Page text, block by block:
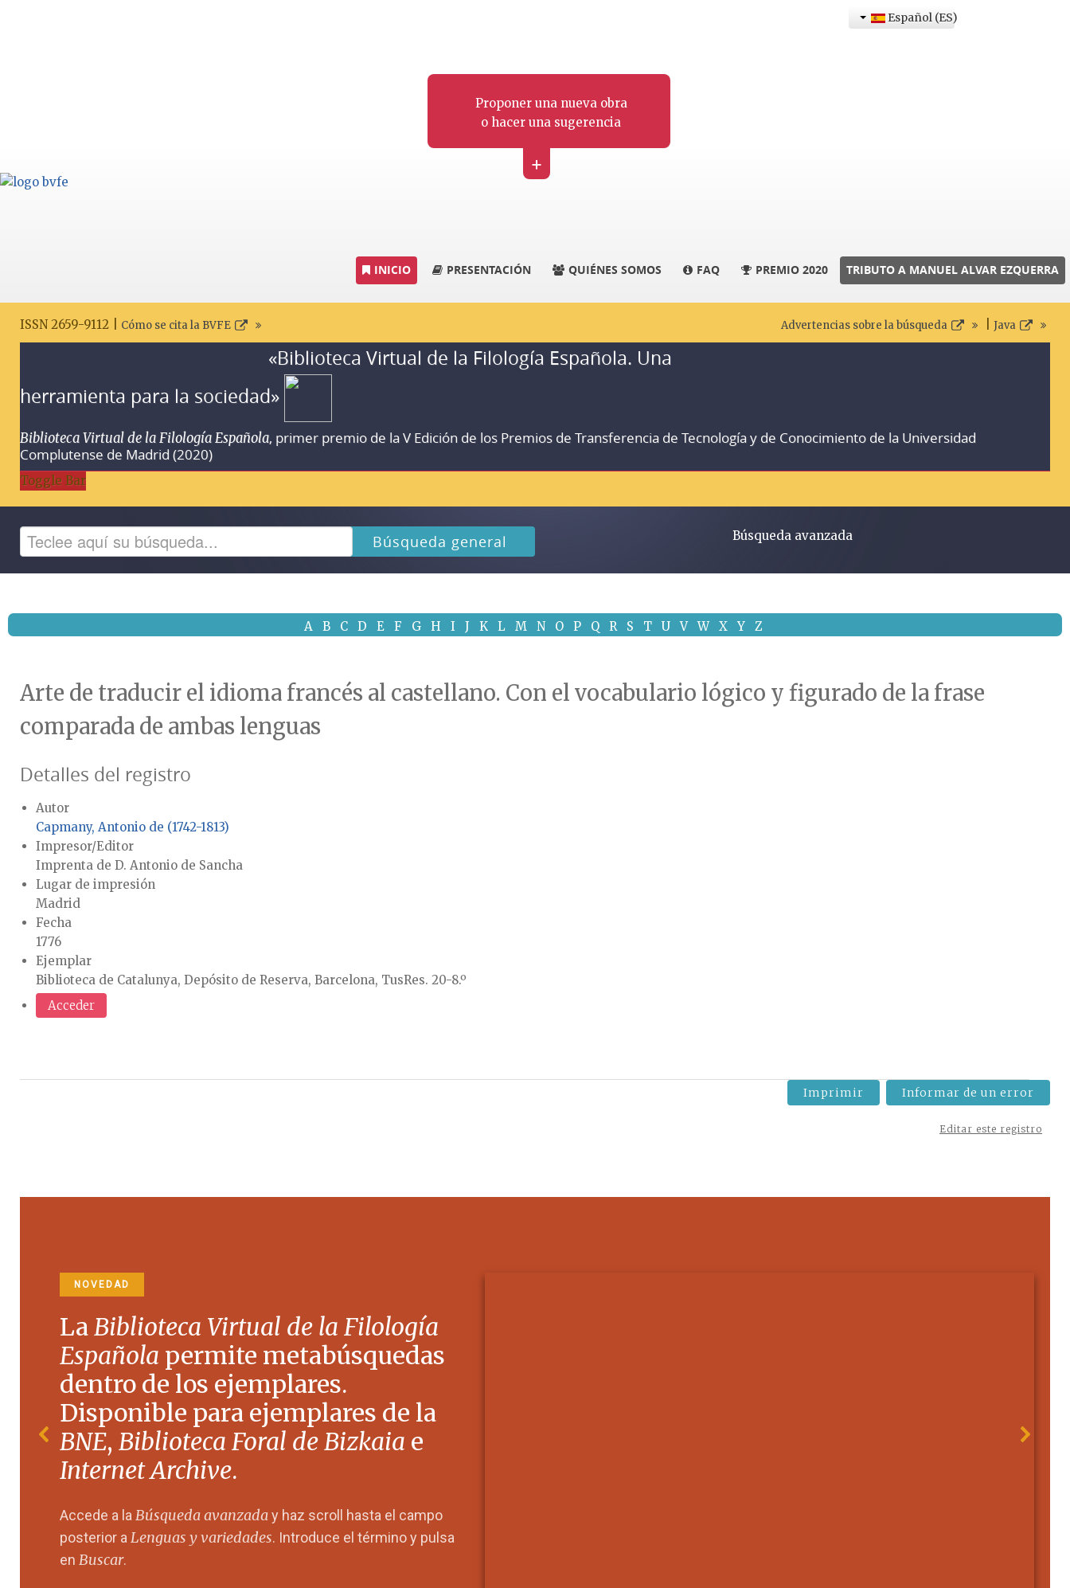
Proponer una nueva obra
o hacer una sugerencia
+
Español (ES)
INICIO PRESENTACIÓN QUIÉNES SOMOS FAQ PREMIO 2020 TRIBUTO A MANUEL ALVAR EZQUERRA
ISSN 2659-9112 | Cómo se cita la BVFE Advertencias sobre la búsqueda Java
«Biblioteca Virtual de la Filología Española. Una
herramienta para la sociedad»
Biblioteca Virtual de la Filología Española, primer premio de la V Edición de los Premios de Transferencia de Tecnología y de Conocimiento de la Universidad
Complutense de Madrid (2020)
Toggle Bar
Búsqueda general Búsqueda avanzada
A B C D E F G H I J K L M N O P Q R S T U V W X Y Z
Arte de traducir el idioma francés al castellano. Con el vocabulario lógico y figurado de la frase
comparada de ambas lenguas
Detalles del registro
Autor
Capmany, Antonio de (1742-1813)
Impresor/Editor
Imprenta de D. Antonio de Sancha
Lugar de impresión
Madrid
Fecha
1776
Ejemplar
Biblioteca de Catalunya, Depósito de Reserva, Barcelona, TusRes. 20-8.º
Acceder
Imprimir Informar de un error
Editar este registro
NOVEDAD
LaBiblioteca Virtual de la Filología
Española permite metabúsquedas
dentro de los ejemplares.
Disponible para ejemplares de la
BNE, Biblioteca Foral de Bizkaia e
Internet Archive.
Accede a laBúsqueda avanzaday haz scroll hasta el campo
posterior aLenguas y variedades. Introduce el término y pulsa
en Buscar.